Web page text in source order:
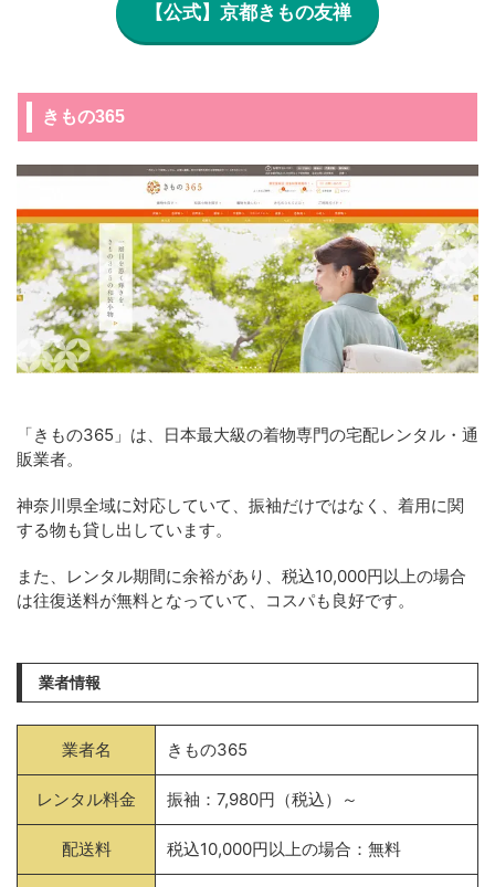
【公式】京都きもの友禅
きもの365
「きもの365」は、日本最大級の着物専門の宅配レンタル・通
販業者。
神奈川県全域に対応していて、振袖だけではなく、着用に関
する物も貸し出しています。
また、レンタル期間に余裕があり、税込10,000円以上の場合
は往復送料が無料となっていて、コスパも良好です。
業者情報
業者名 きもの365
レンタル料金 振袖：7,980円（税込）～
配送料 税込10,000円以上の場合：無料